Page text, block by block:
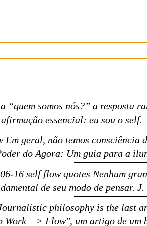
“quem somos nós?” a resposta
essencial: eu sou o self.
geral, não temos consciência
do Agora: Um guia para a
16 self flow quotes Nenhum
de seu modo de pensar.
philosophy is the last
Work => Flow", um artigo de